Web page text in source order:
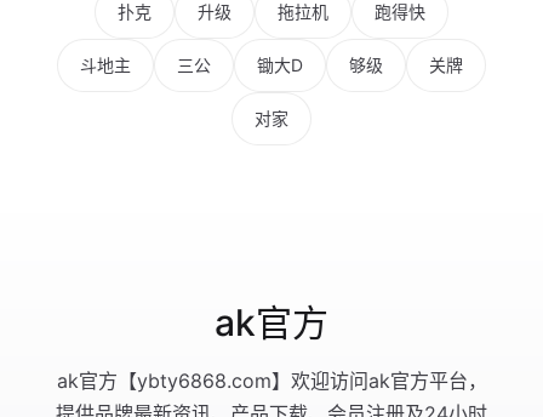
扑克 升级 拖拉机 跑得快
斗地主 三公 锄大D 够级 关牌
对家
ak官方
ak官方【ybty6868.com】欢迎访问ak官方平台，